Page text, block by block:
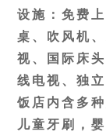
设施：免费
桌、吹风机
视、国际床
线电视、独
饭店内含多
儿童牙刷，